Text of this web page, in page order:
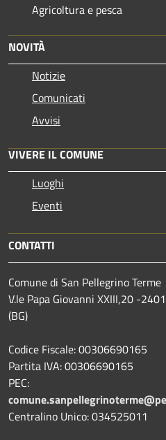
Agricoltura e pesca
NOVITÀ
Notizie
Comunicati
Avvisi
VIVERE IL COMUNE
Luoghi
Eventi
CONTATTI
Comune di San Pellegrino Terme
V.le Papa Giovanni XXIII,20 -
(BG)
Codice Fiscale: 00306690165
Partita IVA: 00306690165
PEC:
Centralino Unico: 034525011